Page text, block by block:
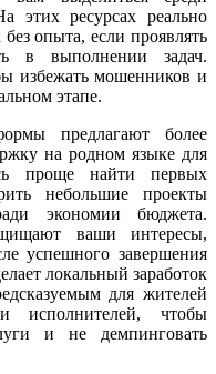
этих ресурсах реально
опыта, если проявлять
в выполнении задач.
избежать мошенников и
этапе.
предлагают более
на родном языке для
проще найти первых
небольшие проекты
экономии бюджета.
ваши интересы,
успешного завершения
локальный заработок
для жителей
исполнителей, чтобы
и не демпинговать